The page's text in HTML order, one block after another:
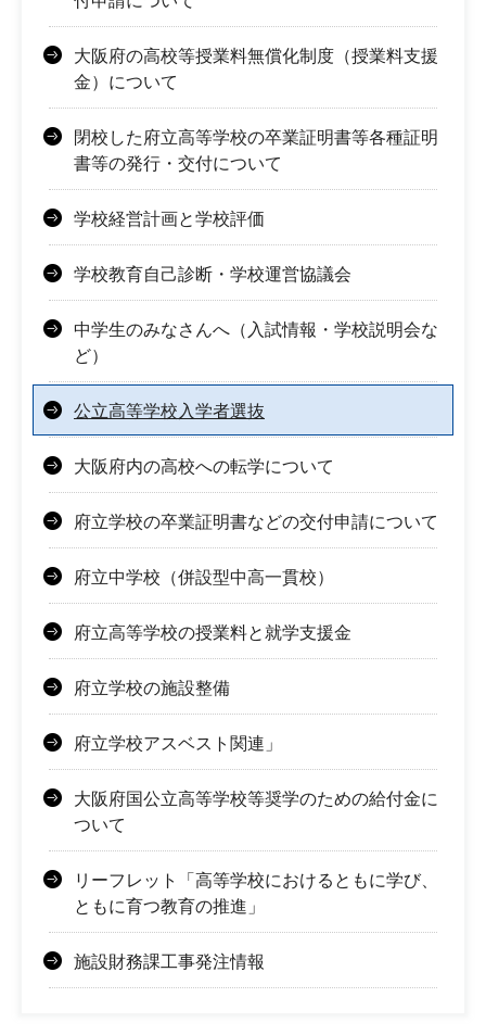
大阪府の高校等授業料無償化制度（授業料支援
金）について
閉校した府立高等学校の卒業証明書等各種証明
書等の発行・交付について
学校経営計画と学校評価
学校教育自己診断・学校運営協議会
中学生のみなさんへ（入試情報・学校説明会な
ど）
公立高等学校入学者選抜
大阪府内の高校への転学について
府立学校の卒業証明書などの交付申請について
府立中学校（併設型中高一貫校）
府立高等学校の授業料と就学支援金
府立学校の施設整備
府立学校アスベスト関連」
大阪府国公立高等学校等奨学のための給付金に
ついて
リーフレット「高等学校におけるともに学び、
ともに育つ教育の推進」
施設財務課工事発注情報